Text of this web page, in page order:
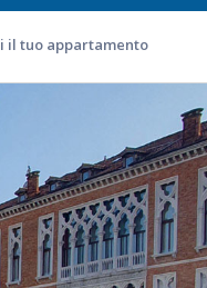
il tuo appartamento